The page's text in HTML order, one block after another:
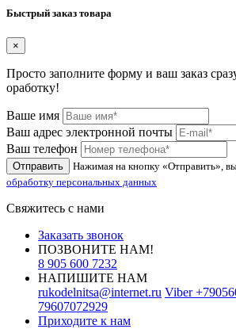
Быстрый заказ товара
×
Просто заполните форму и ваш заказ
оработку!
Ваше имя
Ваш адрес электронной почты
Ваш телефон
Отправить Нажимая на кнопку «Отправить»,
обработку персональных данных
Свяжитесь с нами
Заказать звонок
ПОЗВОНИТЕ НАМ!
8 905 600 7232
НАПИШИТЕ НАМ
rukodelnitsa@internet.ru Viber
79607072929
Приходите к нам